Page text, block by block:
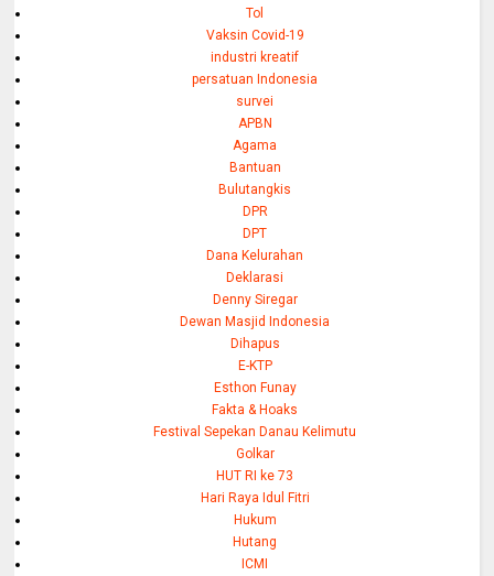
Tol
Vaksin Covid-19
industri kreatif
persatuan Indonesia
survei
APBN
Agama
Bantuan
Bulutangkis
DPR
DPT
Dana Kelurahan
Deklarasi
Denny Siregar
Dewan Masjid Indonesia
Dihapus
E-KTP
Esthon Funay
Fakta & Hoaks
Festival Sepekan Danau Kelimutu
Golkar
HUT RI ke 73
Hari Raya Idul Fitri
Hukum
Hutang
ICMI